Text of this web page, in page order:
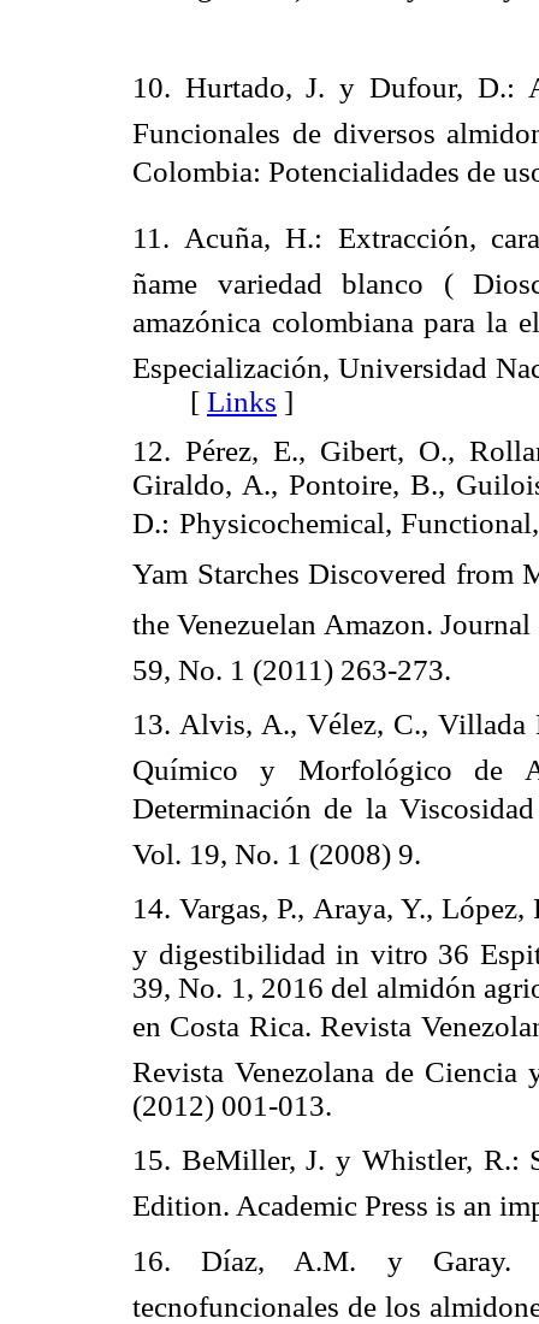
10. Hurtado, J. y Dufour, D.:
Funcionales de diversos
Colombia: Potencialidades de
11. Acuña, H.: Extracción,
ñame variedad blanco (
amazónica colombiana para la
Especialización, Universidad
[ Links ]
12. Pérez, E., Gibert, O.,
Giraldo, A., Pontoire, B.,
D.: Physicochemical,
Yam Starches Discovered from
the Venezuelan Amazon.
59, No. 1 (2011) 263-273.
13. Alvis, A., Vélez, C., Villada
Químico y Morfológico de
Determinación de la
Vol. 19, No. 1 (2008) 9.
14. Vargas, P., Araya, Y.,
y digestibilidad in vitro 36
39, No. 1, 2016 del almidón
en Costa Rica. Revista
Revista Venezolana de
(2012) 001-013.
15. BeMiller, J. y Whistler, R.:
Edition. Academic Press is an
16. Díaz, A.M. y Garay.
tecnofuncionales de los